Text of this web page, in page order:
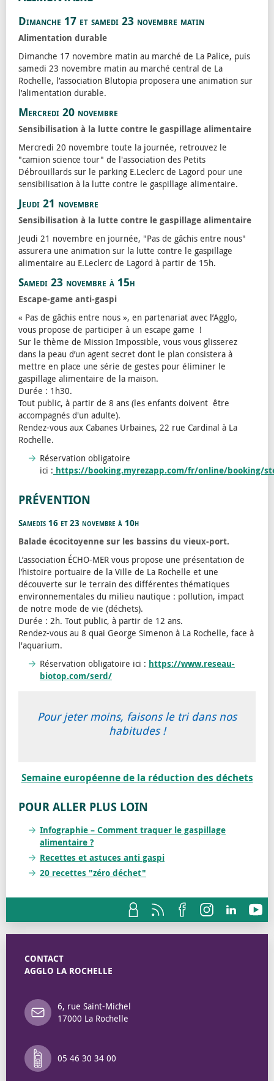
Dimanche 17 et samedi 23 novembre matin
Alimentation durable
Dimanche 17 novembre matin au marché de La Palice, puis
samedi 23 novembre matin au marché central de La
Rochelle, l’association Blutopia proposera une animation sur
l’alimentation durable.
Mercredi 20 novembre
Sensibilisation à la lutte contre le gaspillage alimentaire
Mercredi 20 novembre toute la journée, retrouvez le
"camion science tour" de l'association des Petits
Débrouillards sur le parking E.Leclerc de Lagord pour une
sensibilisation à la lutte contre le gaspillage alimentaire.
Jeudi 21 novembre
Sensibilisation à la lutte contre le gaspillage alimentaire
Jeudi 21 novembre en journée, "Pas de gâchis entre nous"
assurera une animation sur la lutte contre le gaspillage
alimentaire au E.Leclerc de Lagord à partir de 15h.
Samedi 23 novembre à 15h
Escape-game anti-gaspi
« Pas de gâchis entre nous », en partenariat avec l’Agglo,
vous propose de participer à un escape game !
Sur le thème de Mission Impossible, vous vous glisserez
dans la peau d’un agent secret dont le plan consistera à
mettre en place une série de gestes pour éliminer le
gaspillage alimentaire de la maison.
Durée : 1h30.
Tout public, à partir de 8 ans (les enfants doivent être
accompagnés d'un adulte).
Rendez-vous aux Cabanes Urbaines, 22 rue Cardinal à La
Rochelle.
Réservation obligatoire
ici : https://booking.myrezapp.com/fr/online/booking/
PRÉVENTION
Samedis 16 et 23 novembre à 10h
Balade écocitoyenne sur les bassins du vieux-port.
L’association ÉCHO-MER vous propose une présentation de
l’histoire portuaire de la Ville de La Rochelle et une
découverte sur le terrain des différentes thématiques
environnementales du milieu nautique : pollution, impact
de notre mode de vie (déchets).
Durée : 2h. Tout public, à partir de 12 ans.
Rendez-vous au 8 quai George Simenon à La Rochelle, face à
l'aquarium.
Réservation obligatoire ici : https://www.reseau-
biotop.com/serd/
Pour jeter moins, faisons le tri dans nos
habitudes !
Semaine européenne de la réduction des déchets
POUR ALLER PLUS LOIN
Infographie – Comment traquer le gaspillage
alimentaire ?
Recettes et astuces anti gaspi
20 recettes "zéro déchet"
CONTACT
AGGLO LA ROCHELLE
6, rue Saint-Michel
17000 La Rochelle
05 46 30 34 00